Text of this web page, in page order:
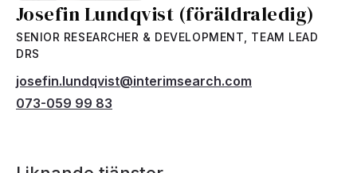
Josefin Lundqvist (föräldraledig)
SENIOR RESEARCHER & DEVELOPMENT, TEAM LEAD
DRS
josefin.lundqvist@interimsearch.com
073-059 99 83